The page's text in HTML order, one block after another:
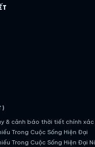
& cảnh báo thời tiết chính
Trong Cuộc Sống Hiện Đại
Trong Cuộc Sống Hiện Đại